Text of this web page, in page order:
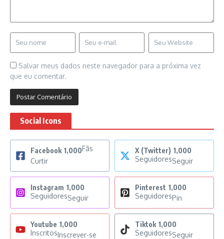
Salvar meus dados neste navegador para a próxima vez
que eu comentar.
Social Icons
Facebook 1,000Fãs
Curtir
X (Twitter) 1,000
SeguidoresSeguir
Instagram 1,000
SeguidoresSeguir
Pinterest 1,000
SeguidoresPin
Youtube 1,000
InscritosInscrever-se
Tiktok 1,000
SeguidoresSeguir